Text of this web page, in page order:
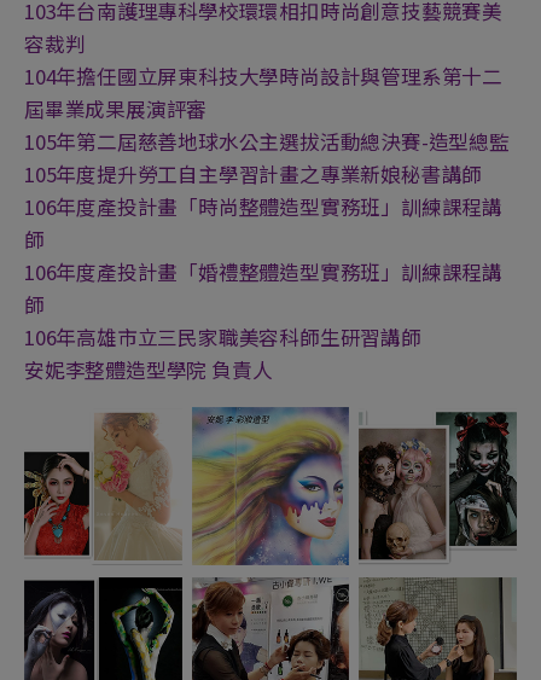
103年台南護理專科學校環環相扣時尚創意技藝競賽美
容裁判
104年擔任國立屏東科技大學時尚設計與管理系第十二
屆畢業成果展演評審
105年第二屆慈善地球水公主選拔活動總決賽-造型總監
105年度提升勞工自主學習計畫之專業新娘秘書講師
106年度產投計畫「時尚整體造型實務班」訓練課程講
師
106年度產投計畫「婚禮整體造型實務班」訓練課程講
師
106年高雄市立三民家職美容科師生研習講師
安妮李整體造型學院 負責人